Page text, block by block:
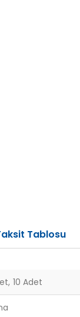
Tablosu
10 Adet